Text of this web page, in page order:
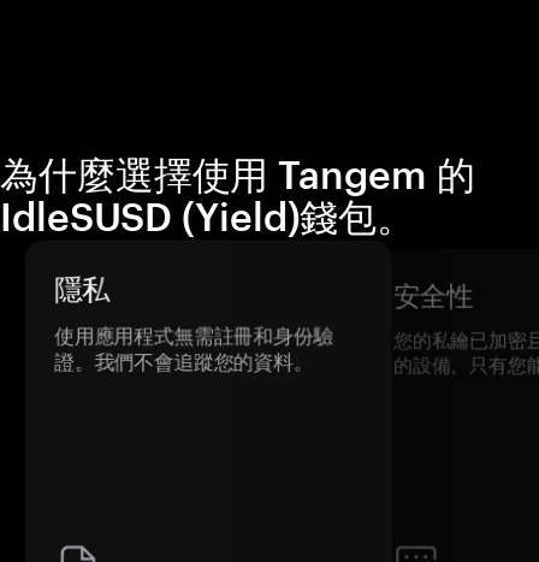
為什麼選擇使用 Tangem 的
IdleSUSD (Yield)錢包。
隱私
使用應用程式無需註冊和身份驗
證。我們不會追蹤您的資料。
安全性
您的私鑰已加密
的設備。只有您